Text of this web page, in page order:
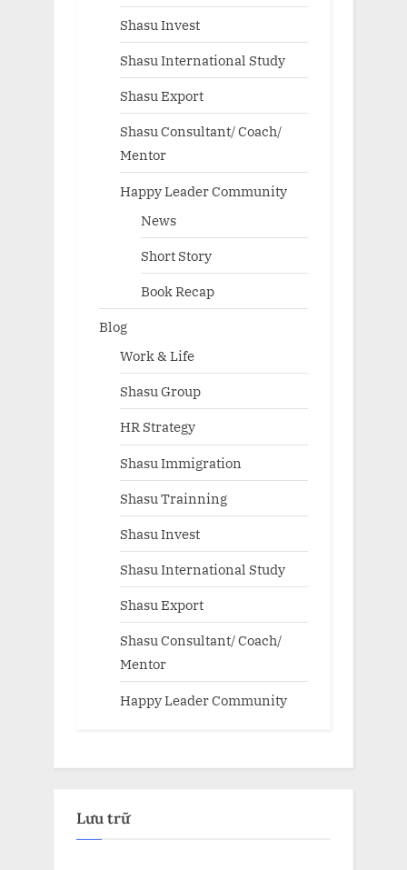
Shasu Invest
Shasu International Study
Shasu Export
Shasu Consultant/ Coach/
Mentor
Happy Leader Community
News
Short Story
Book Recap
Blog
Work & Life
Shasu Group
HR Strategy
Shasu Immigration
Shasu Trainning
Shasu Invest
Shasu International Study
Shasu Export
Shasu Consultant/ Coach/
Mentor
Happy Leader Community
Lưu trữ